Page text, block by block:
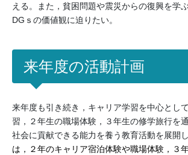
える。また，貧困問題や震災からの復興を学
DGｓの価値観に迫りたい。
来年度の活動計画
来年度も引き続き，キャリア学習を中心とし
習，２年生の職場体験，３年生の修学旅行を
社会に貢献できる能力を養う教育活動を展開し
は，２年のキャリア宿泊体験や職場体験，３